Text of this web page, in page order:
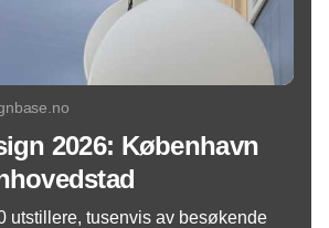
2026: København
utstillere, tusenvis av besøkende